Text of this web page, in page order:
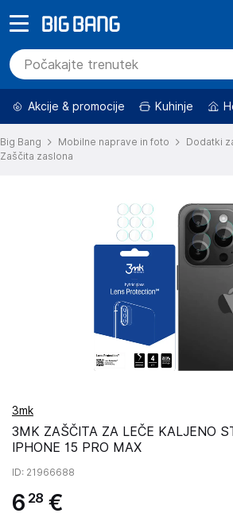
Akcije & promocije Kuhinje
Big Bang Mobilne naprave in foto
Dodatki
Zaščita zaslona
3mk
3MK ZAŠČITA ZA LEČE KALJENO
IPHONE 15 PRO MAX
ID: 21966688
6 28 €